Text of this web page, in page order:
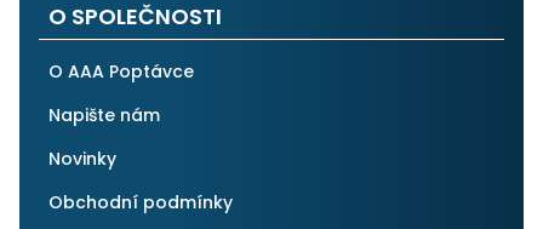
O SPOLEČNOSTI
O AAA Poptávce
Napište nám
Novinky
Obchodní podmínky